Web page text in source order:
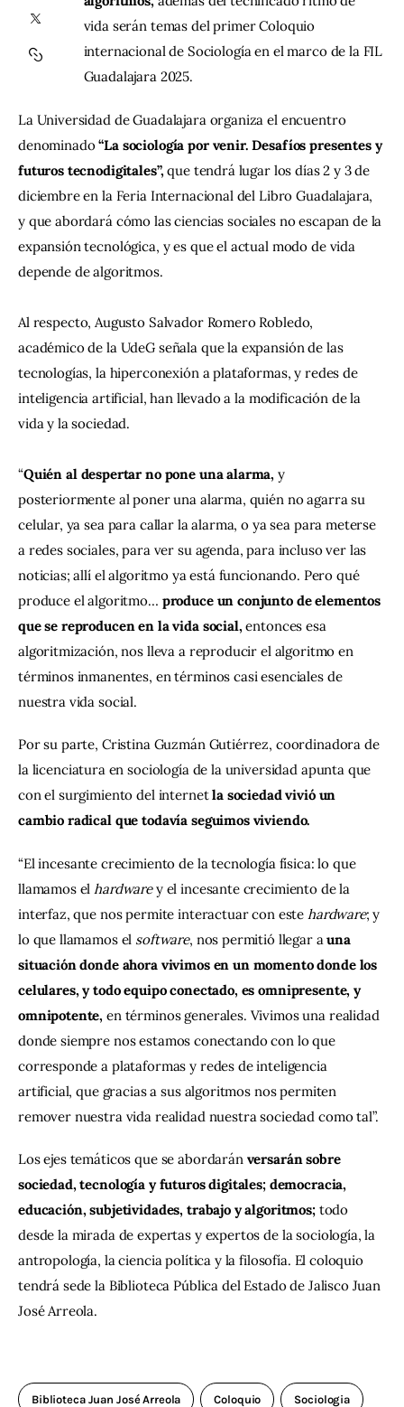
Contacto
vida serán temas del primer Coloquio
internacional de Sociología en el marco de la FIL
Guadalajara 2025.
La Universidad de Guadalajara organiza el encuentro
denominado “La sociología por venir. Desafíos presentes y
futuros tecnodigitales”, que tendrá lugar los días 2 y 3 de
diciembre en la Feria Internacional del Libro Guadalajara,
y que abordará cómo las ciencias sociales no escapan de la
expansión tecnológica, y es que el actual modo de vida
depende de algoritmos.
Al respecto, Augusto Salvador Romero Robledo,
académico de la UdeG señala que la expansión de las
tecnologías, la hiperconexión a plataformas, y redes de
inteligencia artificial, han llevado a la modificación de la
vida y la sociedad.
“Quién al despertar no pone una alarma, y
posteriormente al poner una alarma, quién no agarra su
celular, ya sea para callar la alarma, o ya sea para meterse
a redes sociales, para ver su agenda, para incluso ver las
noticias; allí el algoritmo ya está funcionando. Pero qué
produce el algoritmo… produce un conjunto de elementos
que se reproducen en la vida social, entonces esa
algoritmización, nos lleva a reproducir el algoritmo en
términos inmanentes, en términos casi esenciales de
nuestra vida social.
Por su parte, Cristina Guzmán Gutiérrez, coordinadora de
la licenciatura en sociología de la universidad apunta que
con el surgimiento del internet la sociedad vivió un
cambio radical que todavía seguimos viviendo.
“El incesante crecimiento de la tecnología física: lo que
llamamos el hardware y el incesante crecimiento de la
interfaz, que nos permite interactuar con este hardware; y
lo que llamamos el software, nos permitió llegar a una
situación donde ahora vivimos en un momento donde los
celulares, y todo equipo conectado, es omnipresente, y
omnipotente, en términos generales. Vivimos una realidad
donde siempre nos estamos conectando con lo que
corresponde a plataformas y redes de inteligencia
artificial, que gracias a sus algoritmos nos permiten
remover nuestra vida realidad nuestra sociedad como tal”.
Los ejes temáticos que se abordarán versarán sobre
sociedad, tecnología y futuros digitales; democracia,
educación, subjetividades, trabajo y algoritmos; todo
desde la mirada de expertas y expertos de la sociología, la
antropología, la ciencia política y la filosofía. El coloquio
tendrá sede la Biblioteca Pública del Estado de Jalisco Juan
José Arreola.
Biblioteca Juan José Arreola Coloquio Sociologia